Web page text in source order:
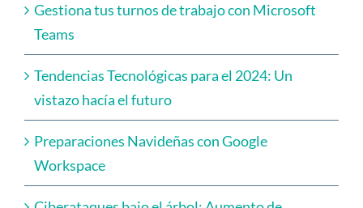
Gestiona tus turnos de trabajo con Microsoft
Teams
Tendencias Tecnológicas para el 2024: Un
vistazo hacía el futuro
Preparaciones Navideñas con Google
Workspace